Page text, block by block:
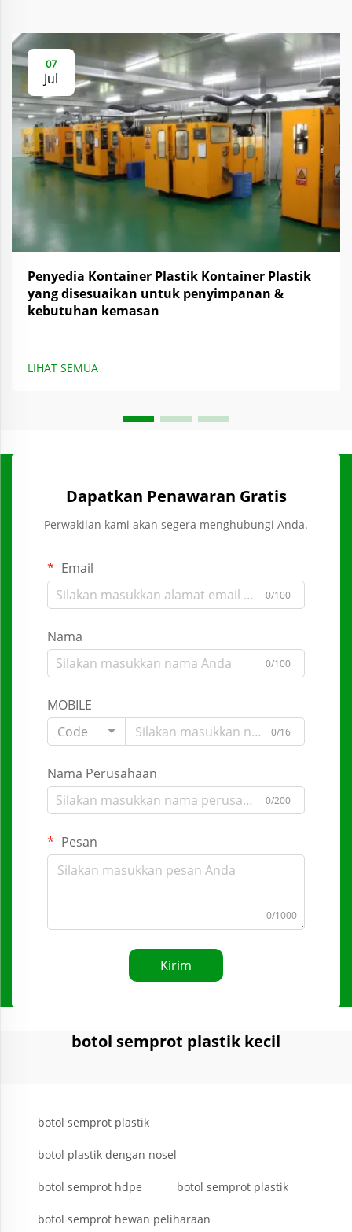
07
Jul
Penyedia Kontainer Plastik Kontainer Plastik
yang disesuaikan untuk penyimpanan &
kebutuhan kemasan
LIHAT SEMUA
Dapatkan Penawaran Gratis
Perwakilan kami akan segera menghubungi Anda.
Email
0/100
Nama
0/100
MOBILE
Code
0/16
Nama Perusahaan
0/200
Pesan
0/1000
Kirim
botol semprot plastik kecil
botol semprot plastik
botol plastik dengan nosel
botol semprot hdpe botol semprot plastik
botol semprot hewan peliharaan